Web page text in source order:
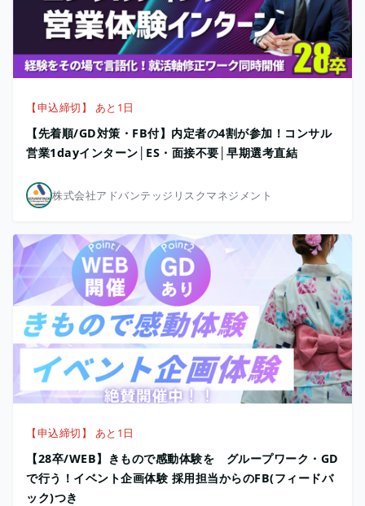
【申込締切】 あと1日
【先着順/GD対策・FB付】内定者の4割が参加！コンサル
営業1dayインターン│ES・面接不要│早期選考直結
株式会社アドバンテッジリスクマネジメント
【申込締切】 あと1日
【28卒/WEB】きもので感動体験を グループワーク・GD
で行う！イベント企画体験 採用担当からのFB(フィードバ
ック)つき